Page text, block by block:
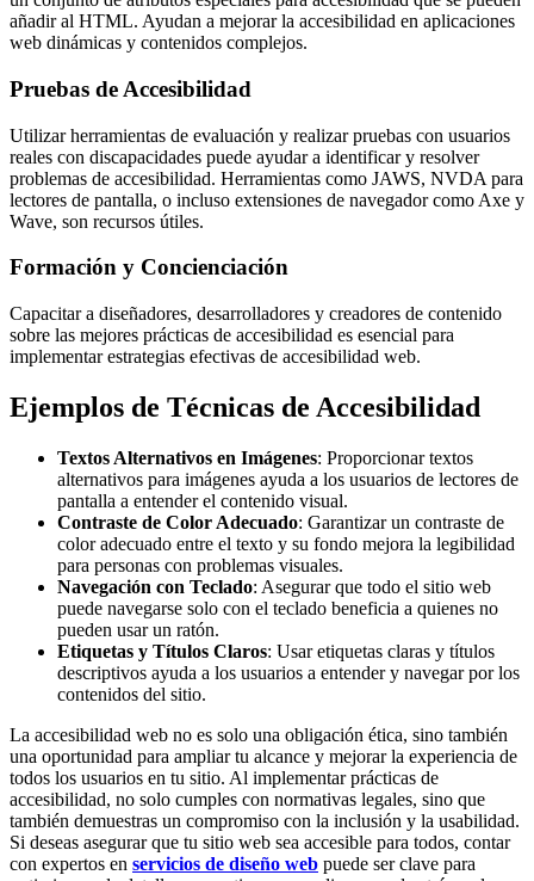
añadir al HTML. Ayudan a mejorar la accesibilidad en aplicaciones
web dinámicas y contenidos complejos.
Pruebas de Accesibilidad
Utilizar herramientas de evaluación y realizar pruebas con usuarios
reales con discapacidades puede ayudar a identificar y resolver
problemas de accesibilidad. Herramientas como JAWS, NVDA para
lectores de pantalla, o incluso extensiones de navegador como Axe y
Wave, son recursos útiles.
Formación y Concienciación
Capacitar a diseñadores, desarrolladores y creadores de contenido
sobre las mejores prácticas de accesibilidad es esencial para
implementar estrategias efectivas de accesibilidad web.
Ejemplos de Técnicas de Accesibilidad
Textos Alternativos en Imágenes: Proporcionar textos
alternativos para imágenes ayuda a los usuarios de lectores de
pantalla a entender el contenido visual.
Contraste de Color Adecuado: Garantizar un contraste de
color adecuado entre el texto y su fondo mejora la legibilidad
para personas con problemas visuales.
Navegación con Teclado: Asegurar que todo el sitio web
puede navegarse solo con el teclado beneficia a quienes no
pueden usar un ratón.
Etiquetas y Títulos Claros: Usar etiquetas claras y títulos
descriptivos ayuda a los usuarios a entender y navegar por los
contenidos del sitio.
La accesibilidad web no es solo una obligación ética, sino también
una oportunidad para ampliar tu alcance y mejorar la experiencia de
todos los usuarios en tu sitio. Al implementar prácticas de
accesibilidad, no solo cumples con normativas legales, sino que
también demuestras un compromiso con la inclusión y la usabilidad.
Si deseas asegurar que tu sitio web sea accesible para todos, contar
con expertos en servicios de diseño web puede ser clave para